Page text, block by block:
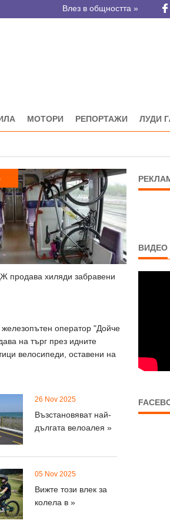
Влез в общността »
МОТОРИ РЕПОРТАЖИ ЛУДИ
продава хиляди забравени
железопътен оператор "Дойче
на търг през идните
велосипеди, оставени на
26 Nov 2025
Възстановяват най-
дългата велоалея »
05 Nov 2025
Вижте този влек за
колела в »
ВИДЕО